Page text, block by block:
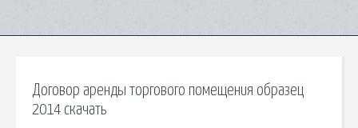
Договор аренды торгового помещения образец
2014 скачать